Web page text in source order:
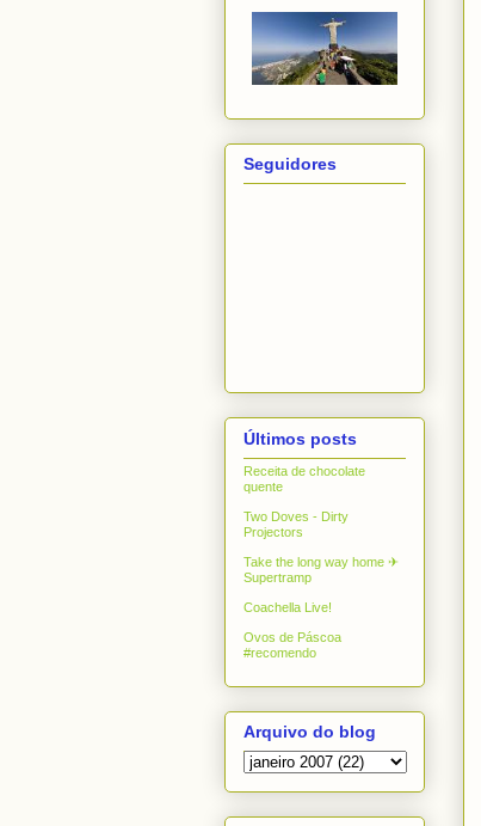
Seguidores
Últimos posts
Receita de chocolate
quente
Two Doves - Dirty
Projectors
Take the long way home ✈
Supertramp
Coachella Live!
Ovos de Páscoa
#recomendo
Arquivo do blog